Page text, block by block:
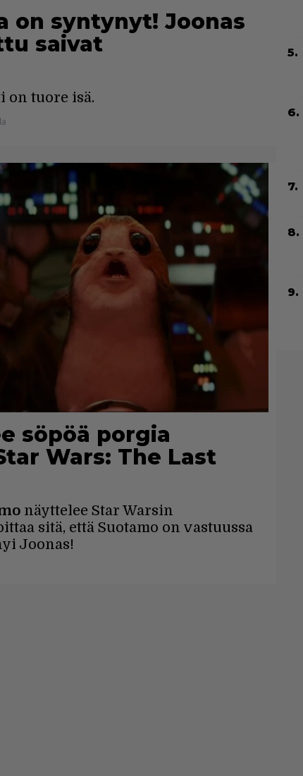
on syntynyt! Joonas
saivat
on tuore isä.
söpöä porgia
Wars: The Last
näyttelee Star Warsin
sitä, että Suotamo on vastuussa
Joonas!